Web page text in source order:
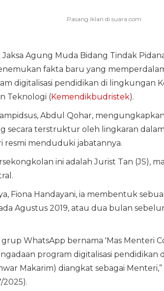
Agung Muda Bidang Tindak
fakta baru yang
digitalisasi pendidikan di lingkungan
Teknologi (Kemendikbudristek).
Abdul Qohar,
secara terstruktur oleh lingkaran
resmi menduduki jabatannya.
ini adalah Jurist Tan (JS),
Fiona Handayani, ia membentuk
Agustus 2019, atau dua bulan
WhatsApp bernama 'Mas Menteri
program digitalisasi pendidikan
Makarim) diangkat sebagai
2025).